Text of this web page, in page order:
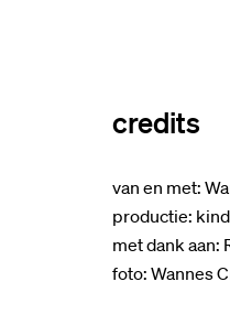
credits
van en met:
productie:
met dank aan:
foto: Wannes